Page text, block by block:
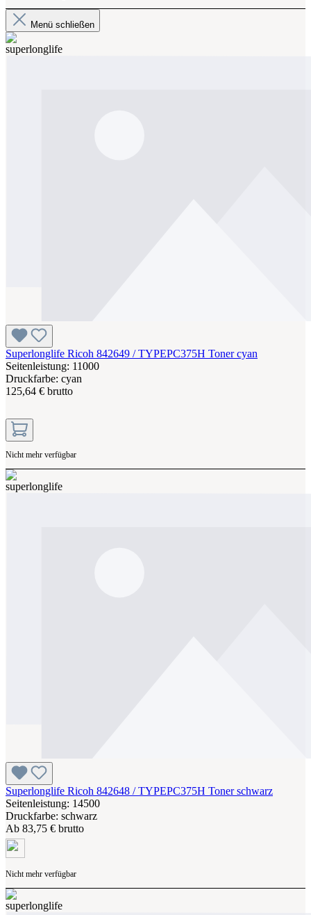
Menü schließen
Superlonglife Ricoh 842649 / TYPEPC375H Toner cyan
Seitenleistung: 11000
Druckfarbe: cyan
125,64 € brutto
Nicht mehr verfügbar
Superlonglife Ricoh 842648 / TYPEPC375H Toner schwarz
Seitenleistung: 14500
Druckfarbe: schwarz
Ab 83,75 € brutto
Nicht mehr verfügbar